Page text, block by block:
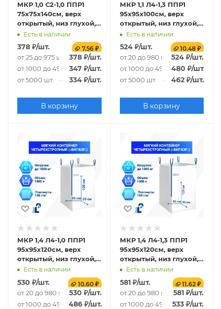
МКР 1,0 С2-1,0 ППР1
75х75х140см, верх
открытый, низ глухой,
140г/м2
Есть в наличии
378 ₽/шт. 7.56 ₽
от 25 до 975 шт. 378₽/шт.
от 1000 до 4975 шт.
347₽/шт.
от 5000 шт. 334₽/шт.
В корзину
МКР 1,1 Л4-1,3 ППР1
95х95х100см, верх
открытый, низ глухой,
160г/м2
Есть в наличии
524₽/шт. 10.48 ₽
от 20 до 980 шт. 524 ₽/шт.
от 1000 до 4980 шт.
480 ₽/шт.
от 5000 шт. 462₽/шт.
В корзину
МКР 1,4 Л4-1,0 ППР1
95х95х120см, верх
открытый, низ глухой,
140г/м2
Есть в наличии
530 ₽/шт. 10.60 ₽
от 20 до 980 шт. 530 ₽/шт.
от 1000 до 4980 шт.
486 ₽/шт.
МКР 1,4 Л4-1,3 ППР1
95х95х120см, верх
открытый, низ глухой,
160г/м2
Есть в наличии
581₽/шт. 11.62 ₽
от 20 до 980 шт. 581 ₽/шт.
от 1000 до 4980 шт.
533 ₽/шт.